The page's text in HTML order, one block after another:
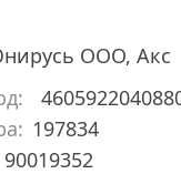
ООО, Акс
197834
90019352